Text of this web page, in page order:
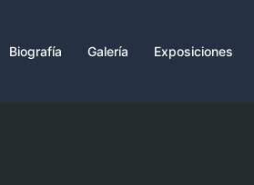
Biografía Galería Exposiciones